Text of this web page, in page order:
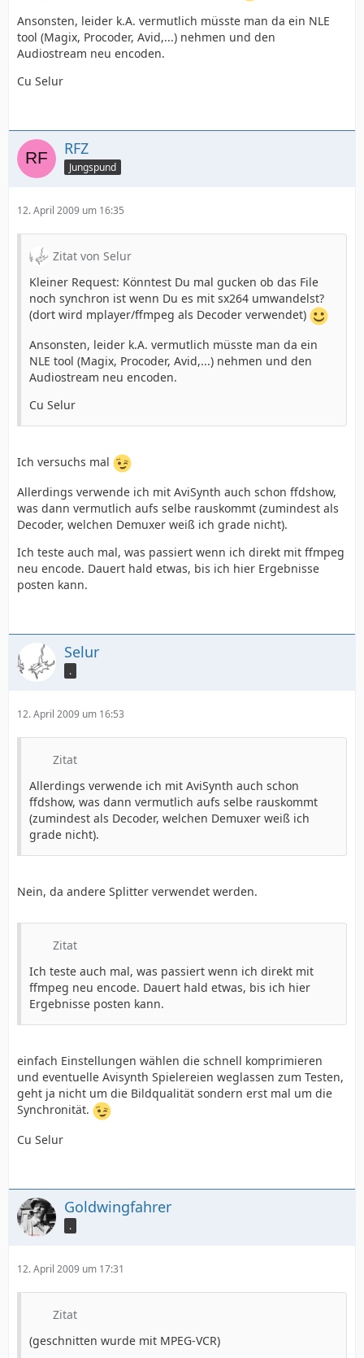
Ansonsten, leider k.A. vermutlich müsste man da ein NLE
tool (Magix, Procoder, Avid,...) nehmen und den
Audiostream neu encoden.
Cu Selur
RFZ
Jungspund
12. April 2009 um 16:35
Zitat von Selur
Kleiner Request: Könntest Du mal gucken ob das File
noch synchron ist wenn Du es mit sx264 umwandelst?
(dort wird mplayer/ffmpeg als Decoder verwendet)
Ansonsten, leider k.A. vermutlich müsste man da ein
NLE tool (Magix, Procoder, Avid,...) nehmen und den
Audiostream neu encoden.
Cu Selur
Ich versuchs mal
Allerdings verwende ich mit AviSynth auch schon ffdshow,
was dann vermutlich aufs selbe rauskommt (zumindest als
Decoder, welchen Demuxer weiß ich grade nicht).
Ich teste auch mal, was passiert wenn ich direkt mit ffmpeg
neu encode. Dauert hald etwas, bis ich hier Ergebnisse
posten kann.
Selur
.
12. April 2009 um 16:53
Zitat
Allerdings verwende ich mit AviSynth auch schon
ffdshow, was dann vermutlich aufs selbe rauskommt
(zumindest als Decoder, welchen Demuxer weiß ich
grade nicht).
Nein, da andere Splitter verwendet werden.
Zitat
Ich teste auch mal, was passiert wenn ich direkt mit
ffmpeg neu encode. Dauert hald etwas, bis ich hier
Ergebnisse posten kann.
einfach Einstellungen wählen die schnell komprimieren
und eventuelle Avisynth Spielereien weglassen zum Testen,
geht ja nicht um die Bildqualität sondern erst mal um die
Synchronität.
Cu Selur
Goldwingfahrer
.
12. April 2009 um 17:31
Zitat
(geschnitten wurde mit MPEG-VCR)